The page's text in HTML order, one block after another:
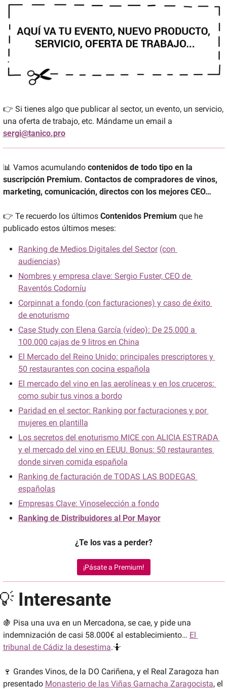
👉 Si tienes algo que publicar al sector, un evento, un servicio,
sergi@tanico.pro
📊 Vamos acumulando contenidos de todo tipo en la
suscripción Premium. Contactos de compradores de vinos,
marketing, comunicación, directos con los mejores CEO…
👉 Te recuerdo los últimos Contenidos Premium que he
publicado estos últimos meses:
Ranking de Medios Digitales del Sector (con
audiencias)
Nombres y empresa clave: Sergio Fuster, CEO de
Raventós Codorníu
Corpinnat a fondo (con facturaciones) y caso de éxito
de enoturismo
Case Study con Elena García (vídeo): De 25.000 a
100.000 cajas de 9 litros en China
El Mercado del Reino Unido: principales prescriptores y
50 restaurantes con cocina española
El mercado del vino en las aerolíneas y en los cruceros:
como subir tus vinos a bordo
Paridad en el sector: Ranking por facturaciones y por
mujeres en plantilla
Los secretos del enoturismo MICE con ALICIA ESTRADA
y el mercado del vino en EEUU. Bonus: 50 restaurantes
donde sirven comida española
Ranking de facturación de TODAS LAS BODEGAS
españolas
Empresas Clave: Vinoselección a fondo
Ranking de Distribuidores al Por Mayor
¿Te los vas a perder?
¡Pásate a Premium!
Interesante
🍇 Pisa una uva en un Mercadona, se cae, y pide una
indemnización de casi 58.000€ al establecimiento… El
tribunal de Cádiz la desestima.🤷
🍷 Grandes Vinos, de la DO Cariñena, y el Real Zaragoza han
presentado Monasterio de las Viñas Garnacha Zaragocista, el